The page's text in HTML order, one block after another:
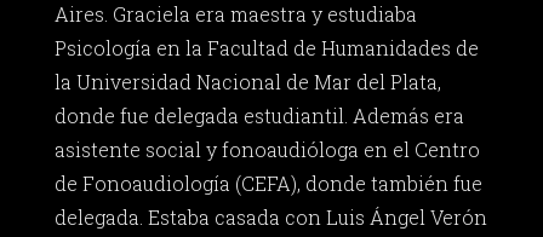
Aires. Graciela era maestra y estudiaba
Psicología en la Facultad de Humanidades de
la Universidad Nacional de Mar del Plata,
donde fue delegada estudiantil. Además era
asistente social y fonoaudióloga en el Centro
de Fonoaudiología (CEFA), donde también fue
delegada. Estaba casada con Luis Ángel Verón